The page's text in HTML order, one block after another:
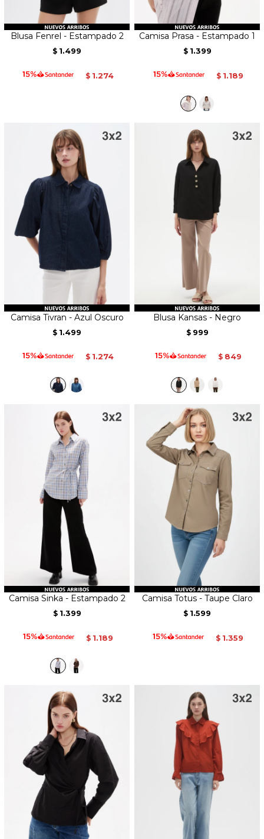
Blusa Fenrel - Estampado 2
$ 1.499
$ 1.274
Camisa Prasa - Estampado 1
$ 1.399
$ 1.189
Camisa Tivran - Azul Oscuro
$ 1.499
$ 1.274
Blusa Kansas - Negro
$ 999
$ 849
Camisa Sinka - Estampado 2
$ 1.399
$ 1.189
Camisa Totus - Taupe Claro
$ 1.599
$ 1.359